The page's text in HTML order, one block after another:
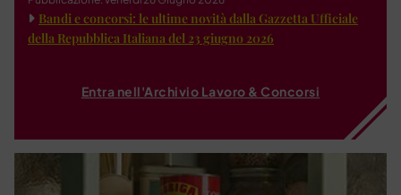
Bandi e concorsi: le ultime novità dalla Gazzetta Ufficiale
della Repubblica Italiana del 23 giugno 2026
Entra nell'Archivio Lavoro & Concorsi